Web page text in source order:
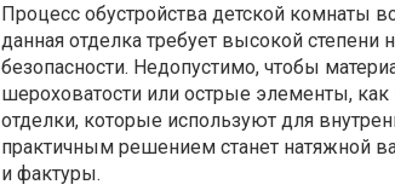
Процесс обустройства детской комнаты
данная отделка требует высокой степени
безопасности. Недопустимо, чтобы
шероховатости или острые элементы,
отделки, которые используют для
практичным решением станет натяжной
и фактуры.